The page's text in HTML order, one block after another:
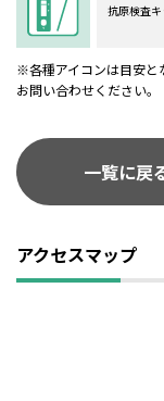
抗原検査
※各種アイコンは目安と
お問い合わせください。
一覧に戻
アクセスマップ